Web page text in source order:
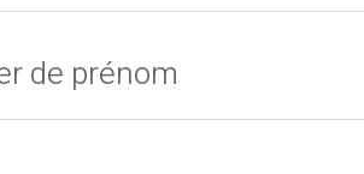
de prénom